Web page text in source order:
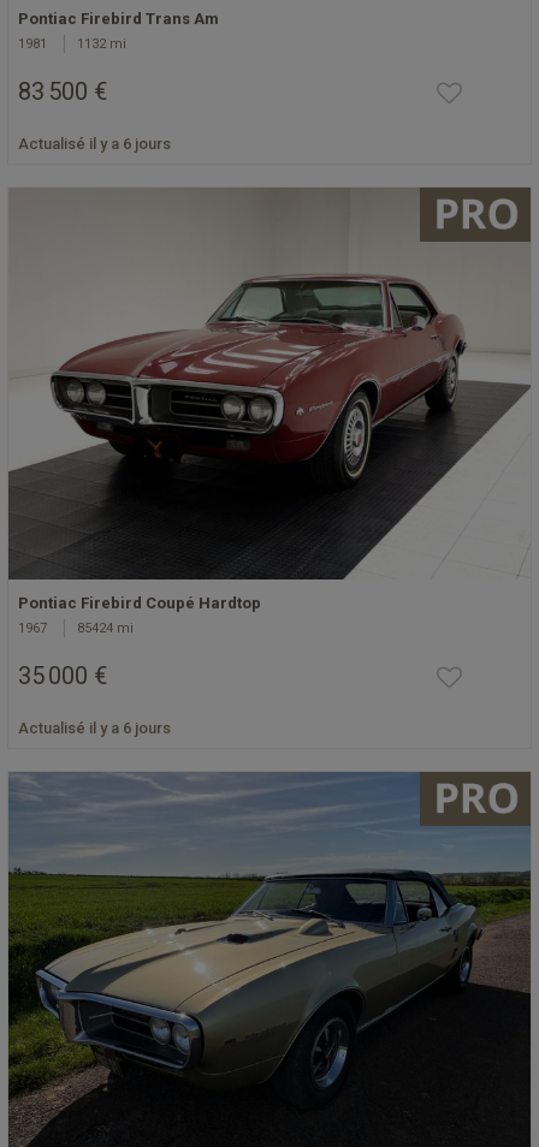
Pontiac Firebird Trans Am
1981 1132 mi
83 500 €
Actualisé il y a 6 jours
Pontiac Firebird Coupé Hardtop
1967 85424 mi
35 000 €
Actualisé il y a 6 jours